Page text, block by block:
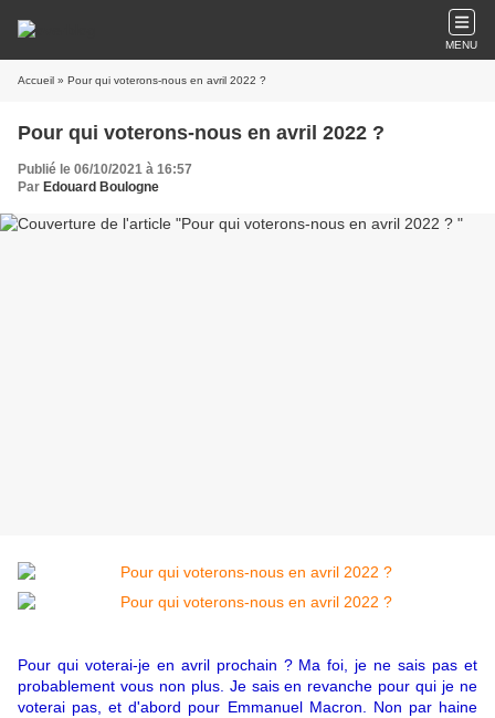
MENU
Accueil » Pour qui voterons-nous en avril 2022 ?
Pour qui voterons-nous en avril 2022 ?
Publié le 06/10/2021 à 16:57
Par Edouard Boulogne
Pour qui voterai-je en avril prochain ? Ma foi, je ne sais pas et
probablement vous non plus. Je sais en revanche pour qui je ne
voterai pas, et d'abord pour Emmanuel Macron. Non par haine